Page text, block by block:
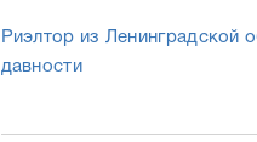
Риэлтор из Ленинградской
давности